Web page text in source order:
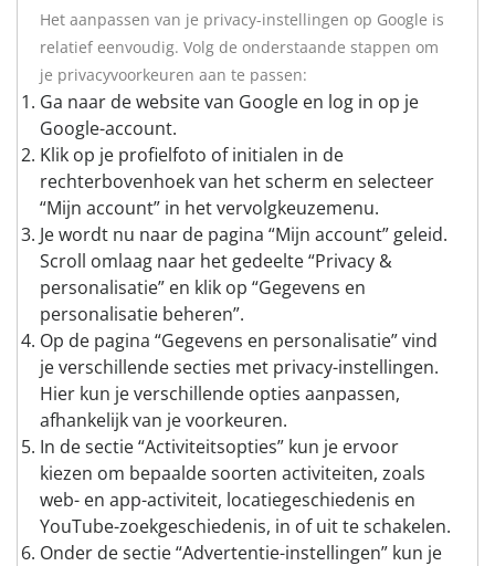
Het aanpassen van je privacy-instellingen op Google is
relatief eenvoudig. Volg de onderstaande stappen om
je privacyvoorkeuren aan te passen:
Ga naar de website van Google en log in op je
Google-account.
Klik op je profielfoto of initialen in de
rechterbovenhoek van het scherm en selecteer
“Mijn account” in het vervolgkeuzemenu.
Je wordt nu naar de pagina “Mijn account” geleid.
Scroll omlaag naar het gedeelte “Privacy &
personalisatie” en klik op “Gegevens en
personalisatie beheren”.
Op de pagina “Gegevens en personalisatie” vind
je verschillende secties met privacy-instellingen.
Hier kun je verschillende opties aanpassen,
afhankelijk van je voorkeuren.
In de sectie “Activiteitsopties” kun je ervoor
kiezen om bepaalde soorten activiteiten, zoals
web- en app-activiteit, locatiegeschiedenis en
YouTube-zoekgeschiedenis, in of uit te schakelen.
Onder de sectie “Advertentie-instellingen” kun je